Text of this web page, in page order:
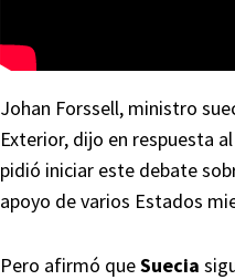
Johan Forssell, ministro
Exterior, dijo en respuesta
pidió iniciar este debate
apoyo de varios Estados
Pero afirmó queSuecia